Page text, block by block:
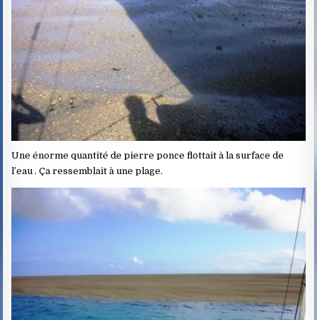
Une énorme quantité de pierre ponce flottait à la surface de
l’eau . Ça ressemblait à une plage.